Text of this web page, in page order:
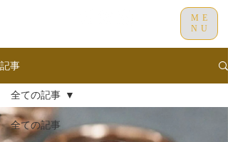
ME
NU
記事
全ての記事
全ての記事